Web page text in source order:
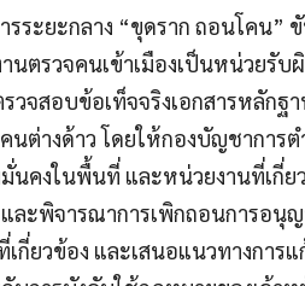
รระยะกลาง “ขุดราก ถอนโคน”
นตรวจคนเข้าเมืองเป็นหน่วยรั
รวจสอบข้อเท็จจริงเอกสารหลัก
นต่างด้าว โดยให้กองบัญชาการ
นคงในพื้นที่ และหน่วยงานที่เกี่
และพิจารณาการเพิกถอนการอ
กี่ยวข้อง และเสนอแนวทางการ